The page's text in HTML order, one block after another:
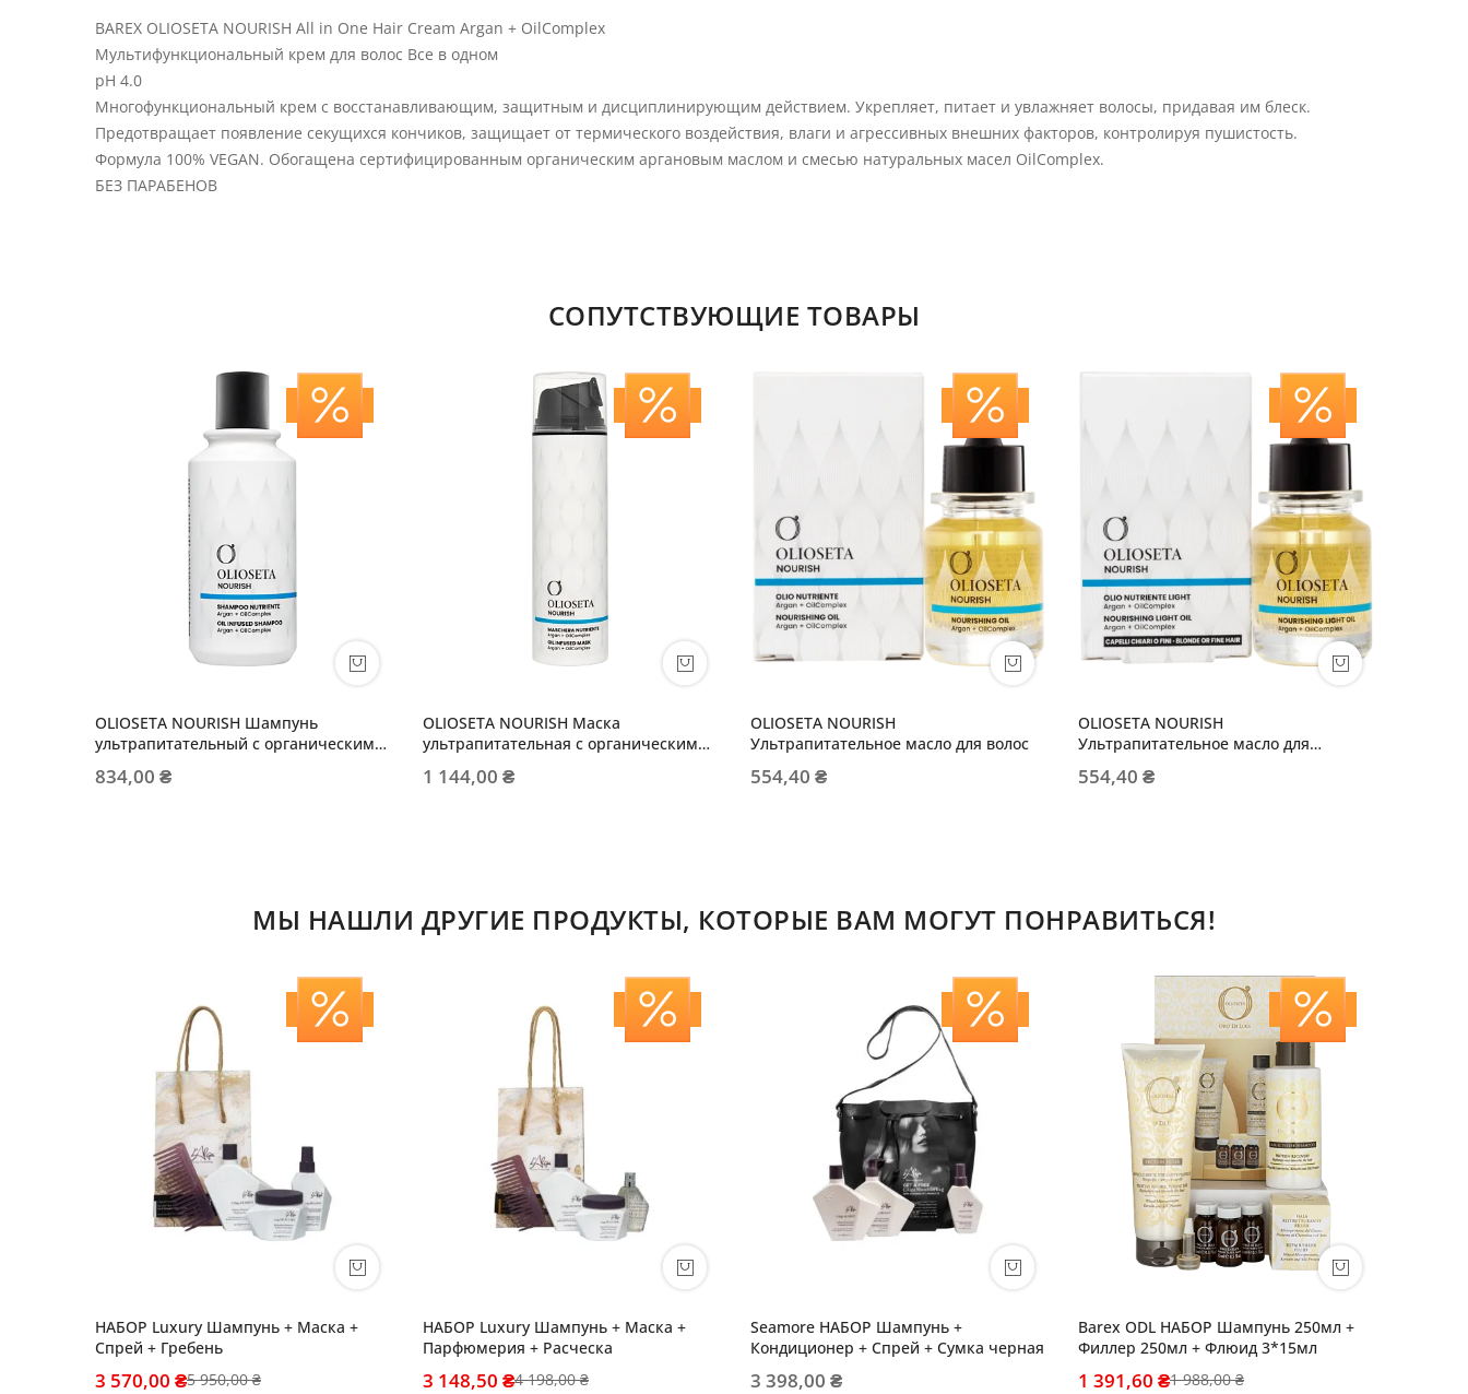
BAREX OLIOSETA NOURISH All in One Hair Cream Argan + OilComplex
Мультифункциональный крем для волос Все в одном
pH 4.0
Многофункциональный крем с восстанавливающим, защитным и дисциплинирующим действием. Укрепляет, питает и увлажняет волосы, придавая им блеск.
Предотвращает появление секущихся кончиков, защищает от термического воздействия, влаги и агрессивных внешних факторов, контролируя пушистость.
Формула 100% VEGAN. Обогащена сертифицированным органическим аргановым маслом и смесью натуральных масел OilComplex.
БЕЗ ПАРАБЕНОВ
СОПУТСТВУЮЩИЕ ТОВАРЫ
OLIOSETA NOURISH Шампунь
ультрапитательный с органическим
834,00 ₴
OLIOSETA NOURISH Маска
ультрапитательная с органическим
1 144,00 ₴
OLIOSETA NOURISH
Ультрапитательное масло для волос
554,40 ₴
OLIOSETA NOURISH
Ультрапитательное масло для
554,40 ₴
МЫ НАШЛИ ДРУГИЕ ПРОДУКТЫ, КОТОРЫЕ ВАМ МОГУТ ПОНРАВИТЬСЯ!
НАБОР Luxury Шампунь + Маска +
Спрей + Гребень
3 570,00 ₴5 950,00 ₴
НАБОР Luxury Шампунь + Маска +
Парфюмерия + Расческа
3 148,50 ₴4 198,00 ₴
Seamore НАБОР Шампунь +
Кондиционер + Спрей + Сумка черная
3 398,00 ₴
Barex ODL НАБОР Шампунь 250мл +
Филлер 250мл + Флюид 3*15мл
1 391,60 ₴1 988,00 ₴